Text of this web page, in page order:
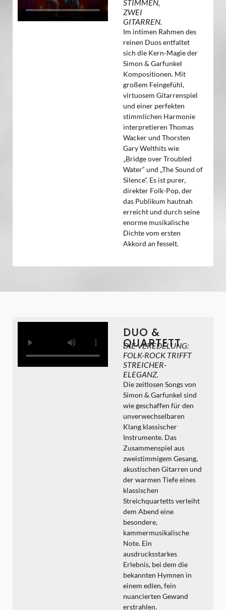
STIMMEN,
ZWEI
GITARREN.
Im intimen Rahmen des
reinen Duos entfaltet
sich die Kern-Magie der
Simon & Garfunkel
Kompositionen. Mit
großem Feingefühl,
virtuosem Gitarrenspiel
und einer perfekten
stimmlichen Harmonie
interpretieren Thomas
Wacker und Thorsten
Gary Welthits wie
„Bridge over Troubled
Water“ und „The Sound of
Silence“. Es ist purer,
direkter Folk-Pop, der
das Publikum hautnah
erreicht und durch seine
enorme musikalische
Dichte vom ersten
Akkord an fesselt.
DUO &
QUARTETT
DIE VEREDELUNG:
FOLK-ROCK TRIFFT
STREICHER-
ELEGANZ.
Die zeitlosen Songs von
Simon & Garfunkel sind
wie geschaffen für den
unverwechselbaren
Klang klassischer
Instrumente. Das
Zusammenspiel aus
zweistimmigem Gesang,
akustischen Gitarren und
der warmen Tiefe eines
klassischen
Streichquartetts verleiht
dem Abend eine
besondere,
kammermusikalische
Note. Ein
ausdrucksstarkes
Erlebnis, bei dem die
bekannten Hymnen in
einem edlen, fein
nuancierten Gewand
erstrahlen.